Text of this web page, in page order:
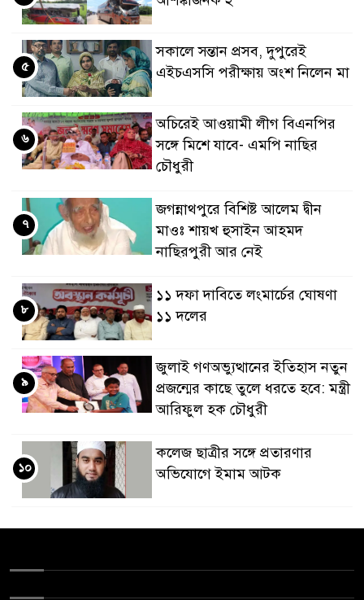
সকালে সন্তান প্রসব, দুপুরেই
এইচএসসি পরীক্ষায় অংশ নিলেন মা
৫
অচিরেই আওয়ামী লীগ বিএনপির
সঙ্গে মিশে যাবে- এমপি নাছির
চৌধুরী
৬
জগন্নাথপুরে বিশিষ্ট আলেম দ্বীন
মাওঃ শায়খ হুসাইন আহমদ
নাছিরপুরী আর নেই
৭
১১ দফা দাবিতে লংমার্চের ঘোষণা
১১ দলের
৮
জুলাই গণঅভ্যুত্থানের ইতিহাস নতুন
প্রজন্মের কাছে তুলে ধরতে হবে: মন্ত্রী
আরিফুল হক চৌধুরী
৯
কলেজ ছাত্রীর সঙ্গে প্রতারণার
অভিযোগে ইমাম আটক
১০